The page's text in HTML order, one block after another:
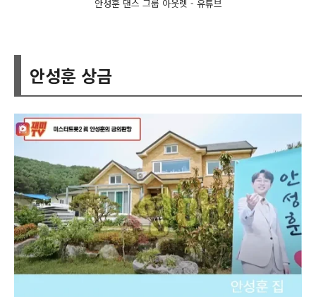
안성훈 댄스 그룹 아웃렛 - 유튜브
안성훈 상금